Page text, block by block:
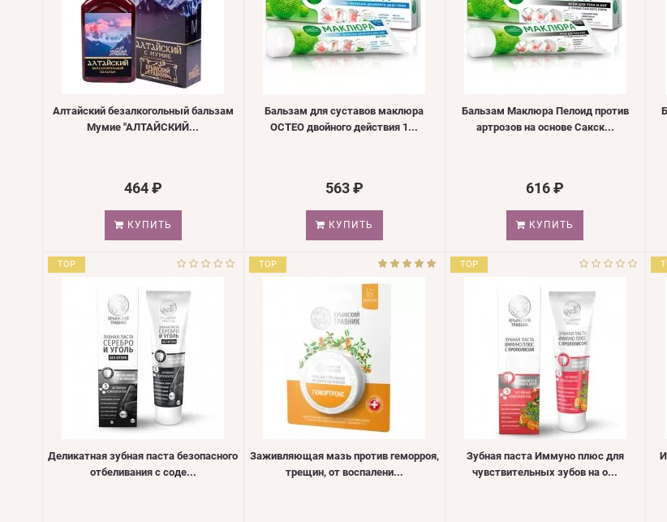
Алтайский безалкогольный бальзам
Мумие "АЛТАЙСКИЙ...
464 ₽
КУПИТЬ
Бальзам для суставов маклюра
ОСТЕО двойного действия 1...
563 ₽
КУПИТЬ
Бальзам Маклюра Пелоид против
артрозов на основе Сакск...
616 ₽
КУПИТЬ
TOP
Деликатная зубная паста безопасного
отбеливания с соде...
TOP
Заживляющая мазь против геморроя,
трещин, от воспалени...
TOP
Зубная паста Иммуно плюс для
чувствительных зубов на о...